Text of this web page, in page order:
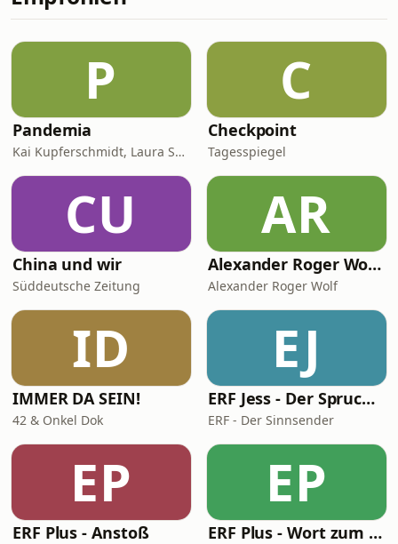
Mercedes-Fließband zum
Unternehmer und warum
Durchhaltevermögen, Copywriting
und starke Positionierung damals wie
heute entscheidend sind. Andreas
Baulig &am
P
Pandemia
Kai Kupferschmidt, Laura Salm-Reifferscheidt
C
Checkpoint
Tagesspiegel
CU
China und wir
Süddeutsche Zeitung
AR
Alexander Roger Wolf - 🎙 Get the Job – Der Podcast für starke Präsenz vor der Kamera & auf Social Media
Alexander Roger Wolf
ID
IMMER DA SEIN!
42 & Onkel Dok
EJ
ERF Jess - Der Spruch des Tages
ERF - Der Sinnsender
EP
ERF Plus - Anstoß
EP
ERF Plus - Wort zum Tag